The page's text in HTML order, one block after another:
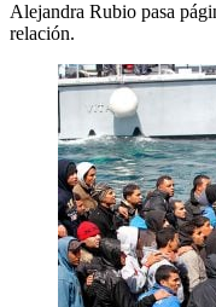
Alejandra Rubio pasa
relación.